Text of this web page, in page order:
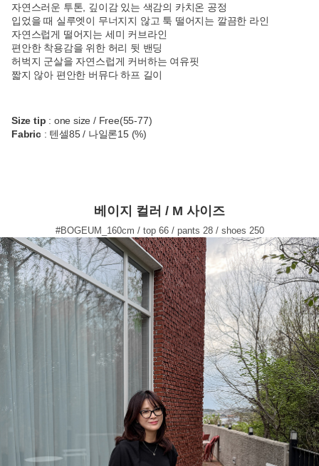
자연스러운 투톤, 깊이감 있는 색감의 카치온 공정
입었을 때 실루엣이 무너지지 않고 툭 떨어지는 깔끔한 라인
자연스럽게 떨어지는 세미 커브라인
편안한 착용감을 위한 허리 뒷 밴딩
허벅지 군살을 자연스럽게 커버하는 여유핏
짧지 않아 편안한 버뮤다 하프 길이
Size tip : one size / Free(55-77)
Fabric: 텐셀85 / 나일론15 (%)
베이지 컬러 / M 사이즈
#BOGEUM_160cm / top 66 / pants 28 / shoes 250